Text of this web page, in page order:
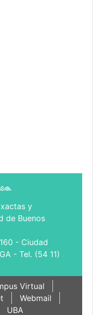
y
de Buenos
- Ciudad
- Tel. (54 11)
Virtual
Webmail
UBA